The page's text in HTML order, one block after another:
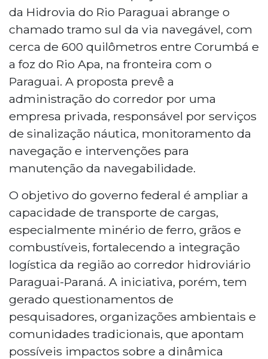
da Hidrovia do Rio Paraguai abrange o
chamado tramo sul da via navegável, com
cerca de 600 quilômetros entre Corumbá e
a foz do Rio Apa, na fronteira com o
Paraguai. A proposta prevê a
administração do corredor por uma
empresa privada, responsável por serviços
de sinalização náutica, monitoramento da
navegação e intervenções para
manutenção da navegabilidade.
O objetivo do governo federal é ampliar a
capacidade de transporte de cargas,
especialmente minério de ferro, grãos e
combustíveis, fortalecendo a integração
logística da região ao corredor hidroviário
Paraguai-Paraná. A iniciativa, porém, tem
gerado questionamentos de
pesquisadores, organizações ambientais e
comunidades tradicionais, que apontam
possíveis impactos sobre a dinâmica